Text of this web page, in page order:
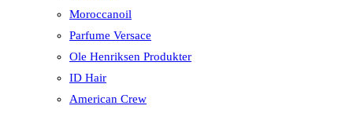
Moroccanoil
Parfume Versace
Ole Henriksen Produkter
ID Hair
American Crew